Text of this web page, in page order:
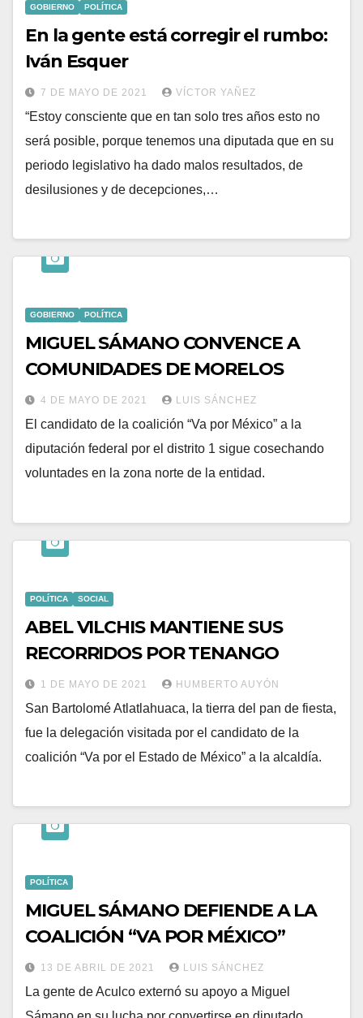
GOBIERNO POLÍTICA
En la gente está corregir el rumbo:
Iván Esquer
7 DE MAYO DE 2021 VÍCTOR YAÑEZ
“Estoy consciente que en tan solo tres años esto no
será posible, porque tenemos una diputada que en su
periodo legislativo ha dado malos resultados, de
desilusiones y de decepciones,…
GOBIERNO POLÍTICA
MIGUEL SÁMANO CONVENCE A
COMUNIDADES DE MORELOS
4 DE MAYO DE 2021 LUIS SÁNCHEZ
El candidato de la coalición “Va por México” a la
diputación federal por el distrito 1 sigue cosechando
voluntades en la zona norte de la entidad.
POLÍTICA SOCIAL
ABEL VILCHIS MANTIENE SUS
RECORRIDOS POR TENANGO
1 DE MAYO DE 2021 HUMBERTO AUYÓN
San Bartolomé Atlatlahuaca, la tierra del pan de fiesta,
fue la delegación visitada por el candidato de la
coalición “Va por el Estado de México” a la alcaldía.
POLÍTICA
MIGUEL SÁMANO DEFIENDE A LA
COALICIÓN “VA POR MÉXICO”
13 DE ABRIL DE 2021 LUIS SÁNCHEZ
La gente de Aculco externó su apoyo a Miguel